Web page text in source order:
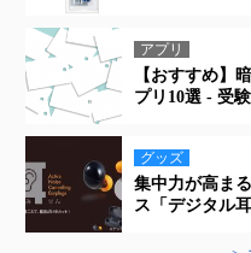
アプリ
【おすすめ】
プリ10選 - 受
グッズ
集中力が高ま
ス「デジタル